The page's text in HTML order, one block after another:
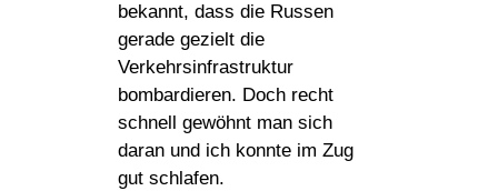
bekannt, dass die Russen
gerade gezielt die
Verkehrsinfrastruktur
bombardieren. Doch recht
schnell gewöhnt man sich
daran und ich konnte im Zug
gut schlafen.